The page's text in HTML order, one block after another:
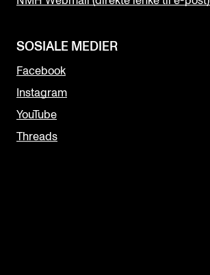
SOSIALE MEDIER
Facebook
Instagram
YouTube
Threads